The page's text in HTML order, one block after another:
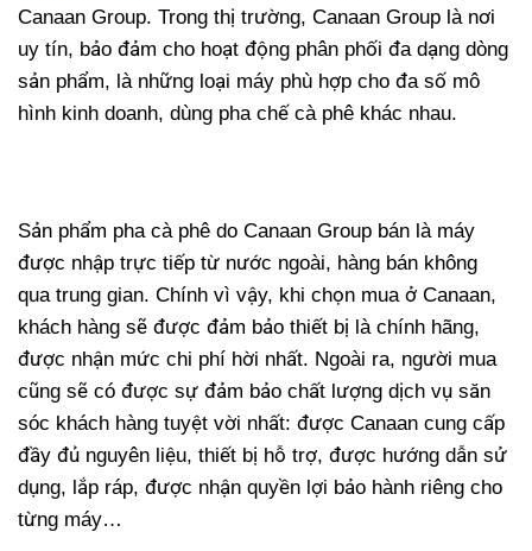
Canaan Group. Trong thị trường, Canaan Group là nơi
uy tín, bảo đảm cho hoạt động phân phối đa dạng dòng
sản phẩm, là những loại máy phù hợp cho đa số mô
hình kinh doanh, dùng pha chế cà phê khác nhau.
Sản phẩm pha cà phê do Canaan Group bán là máy
được nhập trực tiếp từ nước ngoài, hàng bán không
qua trung gian. Chính vì vậy, khi chọn mua ở Canaan,
khách hàng sẽ được đảm bảo thiết bị là chính hãng,
được nhận mức chi phí hời nhất. Ngoài ra, người mua
cũng sẽ có được sự đảm bảo chất lượng dịch vụ săn
sóc khách hàng tuyệt vời nhất: được Canaan cung cấp
đầy đủ nguyên liệu, thiết bị hỗ trợ, được hướng dẫn sử
dụng, lắp ráp, được nhận quyền lợi bảo hành riêng cho
từng máy…